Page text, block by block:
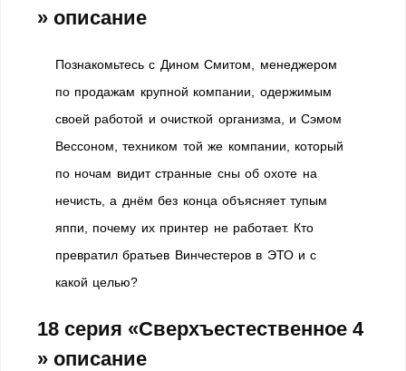
» описание
Познакомьтесь с Дином Смитом, менеджером
по продажам крупной компании, одержимым
своей работой и очисткой организма, и Сэмом
Вессоном, техником той же компании, который
по ночам видит странные сны об охоте на
нечисть, а днём без конца объясняет тупым
яппи, почему их принтер не работает. Кто
превратил братьев Винчестеров в ЭТО и с
какой целью?
18 серия «Сверхъестественное 4
» описание